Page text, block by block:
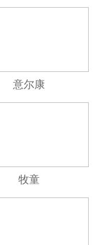
意尔康
牧童